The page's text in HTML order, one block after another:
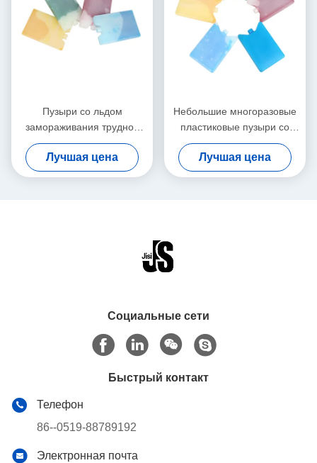
Пузыри со льдом
замораживания трудной
раковины немедленные,
большой многоразовый
размер пузырей со льдом
Лучшая цена
Небольшие многоразовые
пластиковые пузыри со
льдом нетоксические для
сумок и охладителей обеда
Лучшая цена
Социальные сети
Быстрый контакт
Телефон
86--0519-88789192
Электронная почта